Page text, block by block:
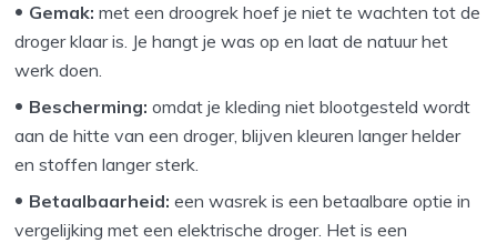
Gemak: met een droogrek hoef je niet te wachten tot de
droger klaar is. Je hangt je was op en laat de natuur het
werk doen.
Bescherming: omdat je kleding niet blootgesteld wordt
aan de hitte van een droger, blijven kleuren langer helder
en stoffen langer sterk.
Betaalbaarheid: een wasrek is een betaalbare optie in
vergelijking met een elektrische droger. Het is een